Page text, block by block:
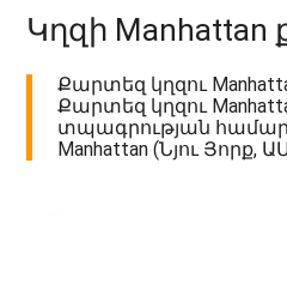
Կղզի
Քարտեզ կղզու
Քարտեզ կղզու
տպագրության
Manhattan (Նյու Յորք,